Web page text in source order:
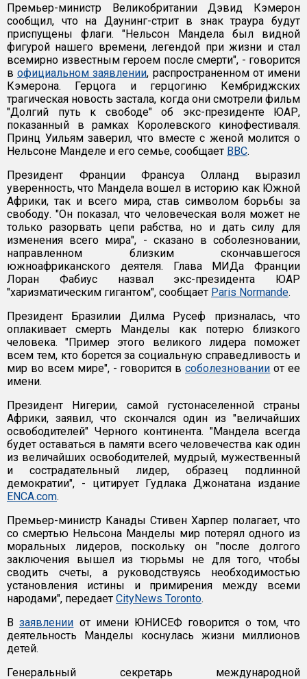
Премьер-министр Великобритании Дэвид Кэмерон
сообщил, что на Даунинг-стрит в знак траура будут
приспущены флаги. "Нельсон Мандела был видной
фигурой нашего времени, легендой при жизни и стал
всемирно известным героем после смерти", - говорится
вофициальном заявлении, распространенном от имени
Кэмерона. Герцога и герцогиню Кембриджских
трагическая новость застала, когда они смотрели фильм
"Долгий путь к свободе" об экс-президенте ЮАР,
показанный в рамках Королевского кинофестиваля.
Принц Уильям заверил, что вместе с женой молится о
Нельсоне Манделе и его семье, сообщает ВВС.
Президент Франции Франсуа Олланд выразил
уверенность, что Мандела вошел в историю как Южной
Африки, так и всего мира, став символом борьбы за
свободу. "Он показал, что человеческая воля может не
только разорвать цепи рабства, но и дать силу для
изменения всего мира", - сказано в соболезновании,
направленном близким скончавшегося
южноафриканского деятеля. Глава МИДа Франции
Лоран Фабиус назвал экс-президента ЮАР
"харизматическим гигантом", сообщает Paris Normande.
Президент Бразилии Дилма Русеф призналась, что
оплакивает смерть Манделы как потерю близкого
человека. "Пример этого великого лидера поможет
всем тем, кто борется за социальную справедливость и
мир во всем мире", - говорится всоболезновании от ее
имени.
Президент Нигерии, самой густонаселенной страны
Африки, заявил, что скончался один из "величайших
освободителей" Черного континента. "Мандела всегда
будет оставаться в памяти всего человечества как один
из величайших освободителей, мудрый, мужественный
и сострадательный лидер, образец подлинной
демократии", - цитирует Гудлака Джонатана издание
ENCA.com.
Премьер-министр Канады Стивен Харпер полагает, что
со смертью Нельсона Манделы мир потерял одного из
моральных лидеров, поскольку он "после долгого
заключения вышел из тюрьмы не для того, чтобы
сводить счеты, а руководствуясь необходимостью
установления истины и примирения между всеми
народами", передает CityNews Toronto.
Взаявлении от имени ЮНИСЕФ говорится о том, что
деятельность Манделы коснулась жизни миллионов
детей.
Генеральный секретарь международной